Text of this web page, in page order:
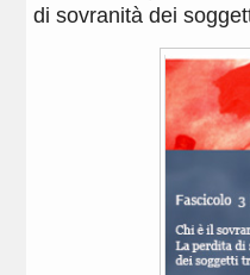
di sovranità dei